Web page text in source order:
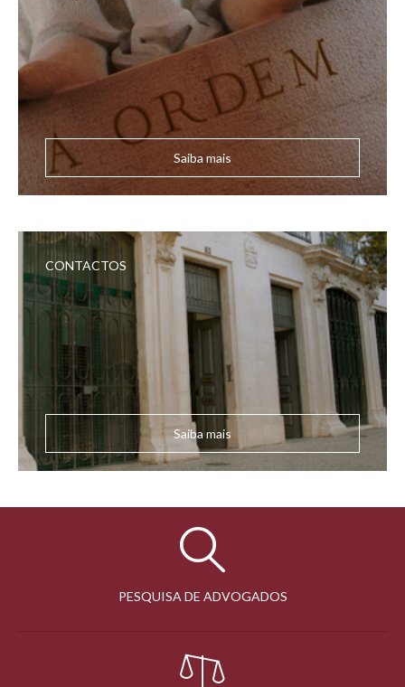
Saiba mais
CONTACTOS
Saiba mais
PESQUISA DE ADVOGADOS